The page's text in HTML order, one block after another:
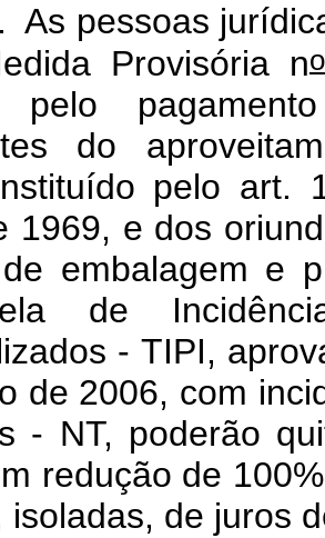
As pessoas
Provisória no
pelo
do
pelo art.
1969, e dos
embalagem e
de
- TIPI,
de 2006, com
- NT, poderão
redução de
isoladas, de juros